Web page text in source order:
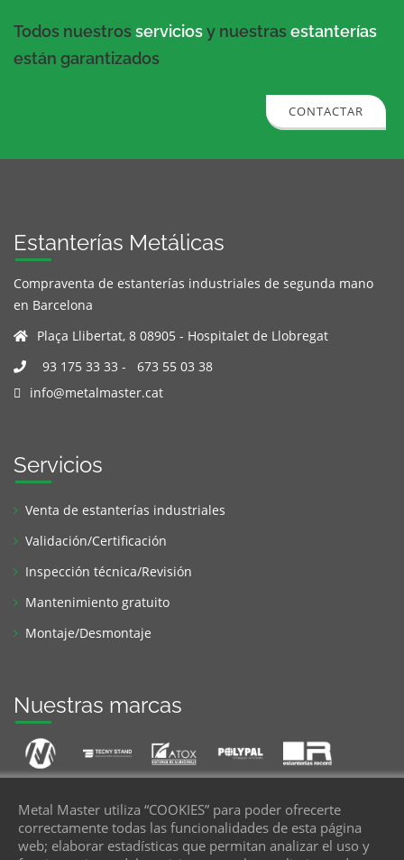
Todos nuestros serviciosy nuestras estanterías
están garantizados
CONTACTAR
Estanterías Metálicas
Compraventa de estanterías industriales de segunda mano
en Barcelona
Plaça Llibertat, 8 08905 - Hospitalet de Llobregat
93 175 33 33 -
673 55 03 38
info@metalmaster.cat
Servicios
Venta de estanterías industriales
Validación/Certificación
Inspección técnica/Revisión
Mantenimiento gratuito
Montaje/Desmontaje
Nuestras marcas
Te llamamos
Metal Master utiliza “COOKIES” para poder ofrecerte
correctamente todas las funcionalidades de esta página
web; elaborar estadísticas que permitan analizar el uso y